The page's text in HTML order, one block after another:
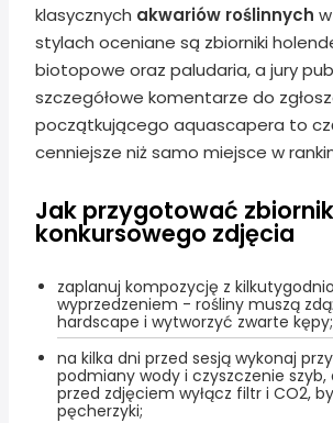
klasycznych akwariów roślinnych
stylach oceniane są zbiorniki
biotopowe oraz paludaria, a jury
szczegółowe komentarze do
początkującego aquascapera to
cenniejsze niż samo miejsce w
Jak przygotować
konkursowego zdjęcia
zaplanuj kompozycję z
wyprzedzeniem - rośliny muszą
hardscape i wytworzyć zwarte kępy;
na kilka dni przed sesją wykonaj
podmiany wody i czyszczenie szyb,
przed zdjęciem wyłącz filtr i CO2,
pęcherzyki;